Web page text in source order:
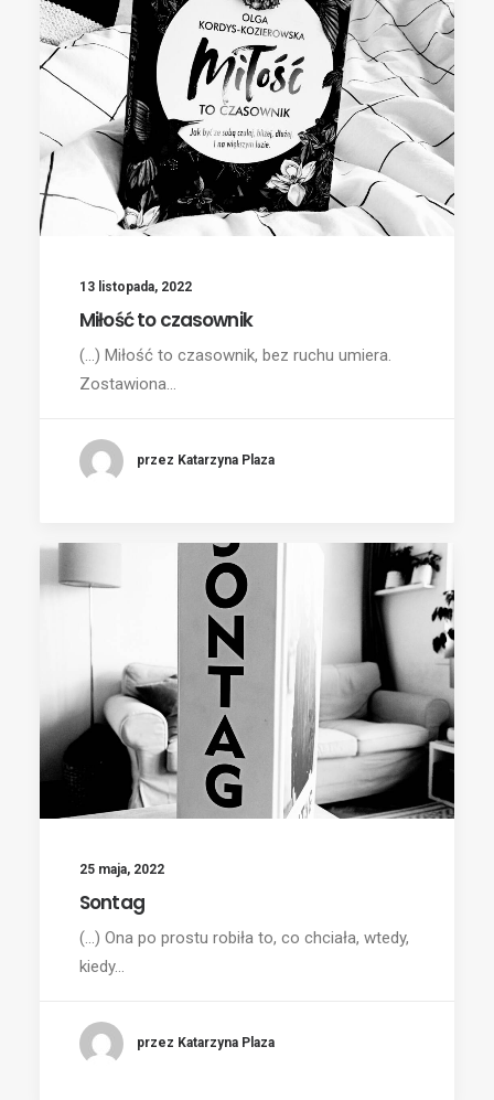
13 listopada, 2022
Miłość to czasownik
(...) Miłość to czasownik, bez ruchu umiera.
Zostawiona…
przez Katarzyna Plaza
25 maja, 2022
Sontag
(...) Ona po prostu robiła to, co chciała, wtedy,
kiedy…
przez Katarzyna Plaza